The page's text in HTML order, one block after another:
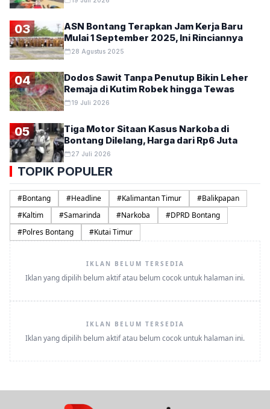
03
ASN Bontang Terapkan Jam Kerja Baru
Mulai 1 September 2025, Ini Rinciannya
28 Agustus 2025
04
Dodos Sawit Tanpa Penutup Bikin Leher
Remaja di Kutim Robek hingga Tewas
19 Juli 2026
05
Tiga Motor Sitaan Kasus Narkoba di
Bontang Dilelang, Harga dari Rp6 Juta
27 Juli 2026
TOPIK POPULER
#Bontang #Headline #Kalimantan Timur #Balikpapan
#Kaltim #Samarinda #Narkoba #DPRD Bontang
#Polres Bontang #Kutai Timur
IKLAN BELUM TERSEDIA
Iklan yang dipilih belum aktif atau belum cocok untuk halaman ini.
IKLAN BELUM TERSEDIA
Iklan yang dipilih belum aktif atau belum cocok untuk halaman ini.